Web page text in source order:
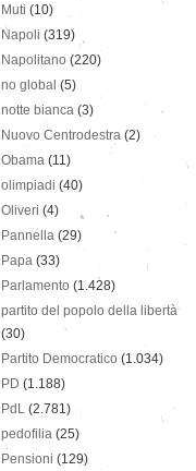
Muti (10)
Napoli (319)
Napolitano (220)
no global (5)
notte bianca (3)
Nuovo Centrodestra (2)
Obama (11)
olimpiadi (40)
Oliveri (4)
Pannella (29)
Papa (33)
Parlamento (1.428)
partito del popolo della libertà
(30)
Partito Democratico (1.034)
PD (1.188)
PdL (2.781)
pedofilia (25)
Pensioni (129)